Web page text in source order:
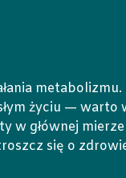
życiu — warto
w głównej
się o